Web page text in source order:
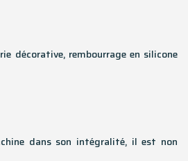
décorative, rembourrage en silicone
dans son intégralité, il est non